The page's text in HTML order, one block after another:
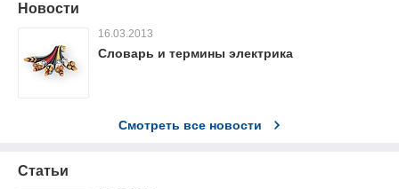
Новости
16.03.2013
Словарь и термины электрика
Смотреть все новости
Статьи